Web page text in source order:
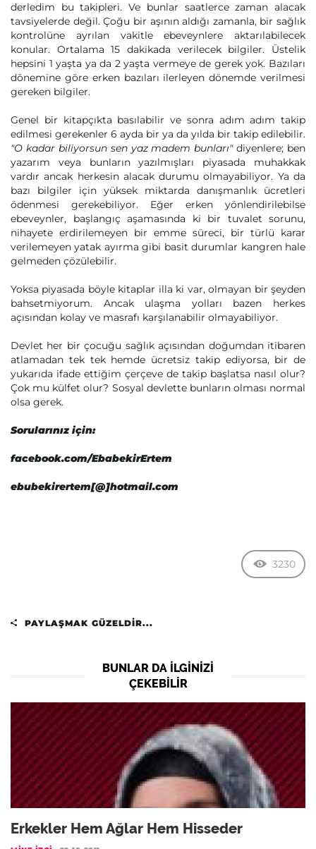
derledim bu takipleri. Ve bunlar saatlerce zaman alacak
tavsiyelerde değil. Çoğu bir aşının aldığı zamanla, bir sağlık
kontrolüne ayrılan vakitle ebeveynlere aktarılabilecek
konular. Ortalama 15 dakikada verilecek bilgiler. Üstelik
hepsini 1 yaşta ya da 2 yaşta vermeye de gerek yok. Bazıları
dönemine göre erken bazıları ilerleyen dönemde verilmesi
gereken bilgiler.
Genel bir kitapçıkta basılabilir ve sonra adım adım takip
edilmesi gerekenler 6 ayda bir ya da yılda bir takip edilebilir.
"O kadar biliyorsun sen yaz madem bunları"diyenlere; ben
yazarım veya bunların yazılmışları piyasada muhakkak
vardır ancak herkesin alacak durumu olmayabiliyor. Ya da
bazı bilgiler için yüksek miktarda danışmanlık ücretleri
ödenmesi gerekebiliyor. Eğer erken yönlendirilebilse
ebeveynler, başlangıç aşamasında ki bir tuvalet sorunu,
nihayete erdirilemeyen bir emme süreci, bir türlü karar
verilemeyen yatak ayırma gibi basit durumlar kangren hale
gelmeden çözülebilir.
Yoksa piyasada böyle kitaplar illa ki var, olmayan bir şeyden
bahsetmiyorum. Ancak ulaşma yolları bazen herkes
açısından kolay ve masrafı karşılanabilir olmayabiliyor.
Devlet her bir çocuğu sağlık açısından doğumdan itibaren
atlamadan tek tek hemde ücretsiz takip ediyorsa, bir de
yukarıda ifade ettiğim çerçeve de takip başlatsa nasıl olur?
Çok mu külfet olur? Sosyal devlette bunların olması normal
olsa gerek.
Sorularınız için:
facebook.com/EbabekirErtem
ebubekirertem[@]hotmail.com
3230
PAYLAŞMAK GÜZELDIR...
BUNLAR DA ILGINIZI
ÇEKEBILIR
Erkekler Hem Ağlar Hem Hisseder